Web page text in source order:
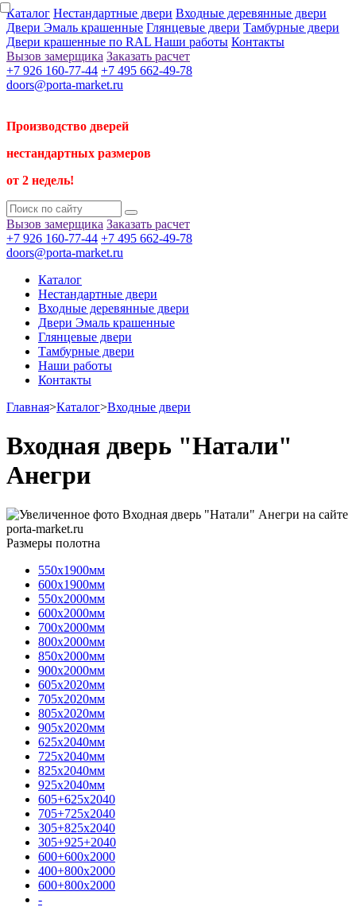
Каталог Нестандартные двери Входные деревянные двери
Двери Эмаль крашенные Глянцевые двери Тамбурные двери
Двери крашенные по RAL Наши работы Контакты
Вызов замерщика Заказать расчет
+7 926 160-77-44 +7 495 662-49-78
doors@porta-market.ru
Производство дверей
нестандартных размеров
от 2 недель!
Вызов замерщика Заказать расчет
+7 926 160-77-44 +7 495 662-49-78
doors@porta-market.ru
Каталог
Нестандартные двери
Входные деревянные двери
Двери Эмаль крашенные
Глянцевые двери
Тамбурные двери
Наши работы
Контакты
Главная>Каталог>Входные двери
Входная дверь "Натали"
Анегри
Размеры полотна
550х1900мм
600х1900мм
550х2000мм
600х2000мм
700х2000мм
800х2000мм
850х2000мм
900х2000мм
605х2020мм
705х2020мм
805х2020мм
905х2020мм
625х2040мм
725х2040мм
825х2040мм
925х2040мм
605+625х2040
705+725х2040
305+825х2040
305+925+2040
600+600х2000
400+800х2000
600+800х2000
-